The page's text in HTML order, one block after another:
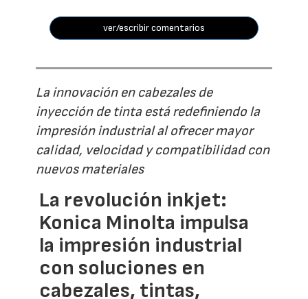
ver/escribir comentarios
La innovación en cabezales de
inyección de tinta está redefiniendo la
impresión industrial al ofrecer mayor
calidad, velocidad y compatibilidad con
nuevos materiales
La revolución inkjet:
Konica Minolta impulsa
la impresión industrial
con soluciones en
cabezales, tintas,